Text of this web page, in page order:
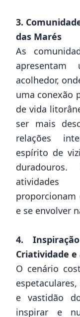
3.
das Marés
As
acolhedor,
uma conexão
de vida
ser mais
relações
espírito de
proporcionam
e se envolver
4.
Criatividade e
O cenário
e vastidão
inspirar e